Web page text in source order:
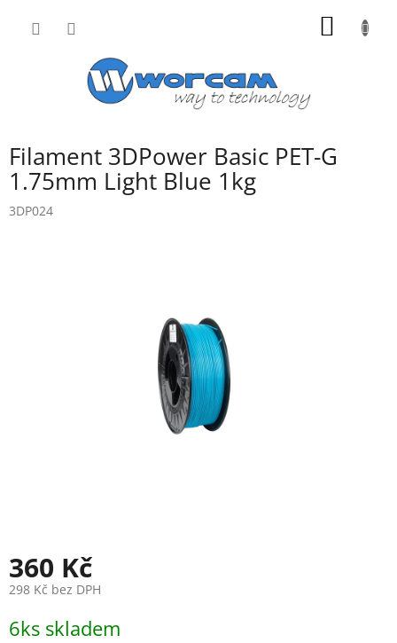
Filament 3DPower Basic PET-G
1.75mm Light Blue 1kg
3DP024
360 Kč
298 Kč bez DPH
cena:
6ks skladem